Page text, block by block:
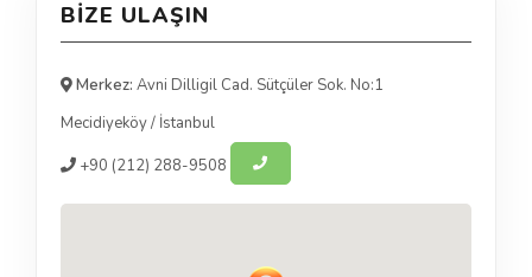
BIZE ULAŞIN
Merkez: Avni Dilligil Cad. Sütçüler Sok. No:1
Mecidiyeköy/ İstanbul
+90 (212) 288-9508